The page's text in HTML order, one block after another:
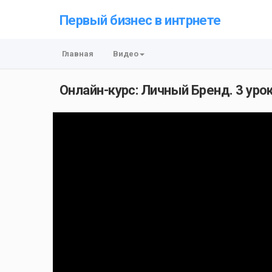
Первый бизнес в интрнете
Главная Видео
Онлайн-курс: Личный Бренд. 3